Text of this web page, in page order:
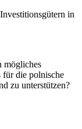
in
mögliches
die polnische
zu unterstützen?